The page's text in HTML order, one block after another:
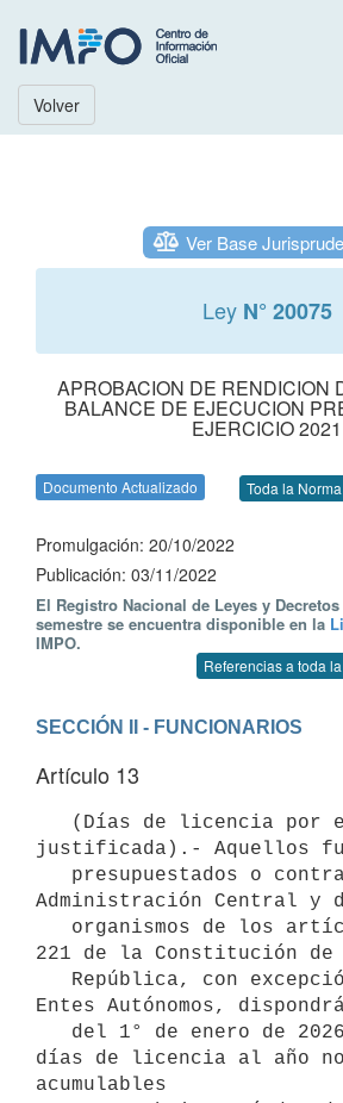
Volver
Ver Base
Ley N° 20075
APROBACION DE RENDICION
BALANCE DE EJECUCION
EJERCICIO 2021
Documento Actualizado Toda la Norma
Promulgación: 20/10/2022
Publicación: 03/11/2022
El Registro Nacional de Leyes y
semestre se encuentra disponible en la
IMPO.
Referencias a toda
SECCIÓN II - FUNCIONARIOS
Artículo 13
justificada).- Aquellos
Administración Central y
221 de la Constitución
Entes Autónomos,
días de licencia al año no
acumulables